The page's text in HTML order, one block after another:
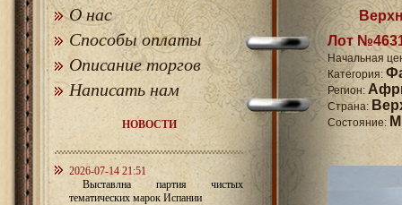
О нас
Способы оплаты
Описание торгов
Написать нам
НОВОСТИ
2026-07-14 21:51
Выставлна партия чистых
тематических марок Испании
Лот
Начальная
Категория:
Регион:
Страна:
Состояние: